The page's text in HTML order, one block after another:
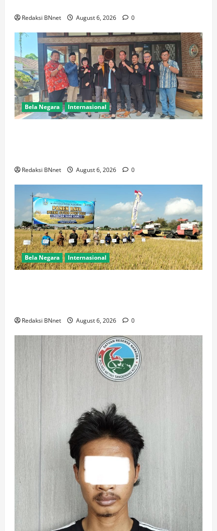
Redaksi BNnet August 6, 2026 0
Bela Negara Internasional
Redaksi BNnet August 6, 2026 0
Bela Negara Internasional
Redaksi BNnet August 6, 2026 0